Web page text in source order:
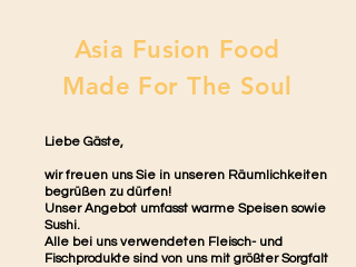
Asia Fusion Food
Made For The Soul
Liebe Gäste,
wir freuen uns Sie in unseren Räumlichkeiten
begrüßen zu dürfen!
Unser Angebot umfasst warme Speisen sowie
Sushi.
Alle bei uns verwendeten Fleisch- und
Fischprodukte sind von uns mit größter Sorgfalt